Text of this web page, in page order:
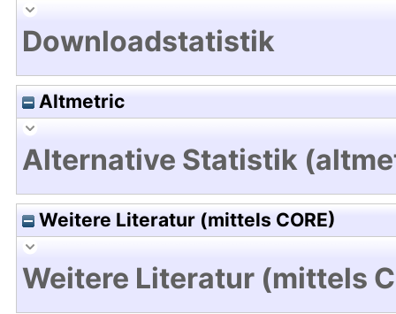
Downloadstatistik
Altmetric
Alternative Statistik
Weitere Literatur (mittels CORE)
Weitere Literatur (mittels